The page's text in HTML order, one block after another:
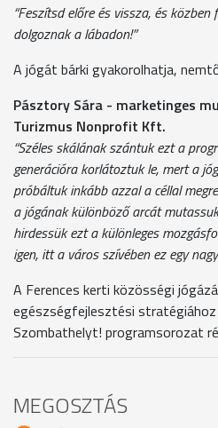
“Feszítsd előre és vissza, és
dolgoznak a lábadon!”
A jógát bárki gyakorolhatja,
Pásztory Sára - marketinges
Turizmus Nonprofit Kft.
“Széles skálának szántuk ezt a
generációra korlátoztuk le, mert a
próbáltuk inkább azzal a céllal
a jógának különböző arcát
hirdessük ezt a különleges
igen, itt a város szívében ez egy
A Ferences kerti közösségi
egészségfejlesztési stratégiához
Szombathelyt! programsorozat
MEGOSZTÁS